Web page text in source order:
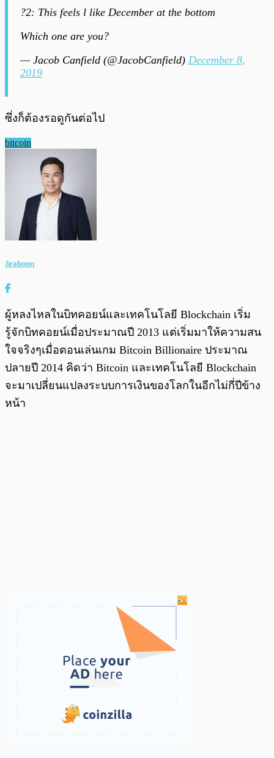
?2: This feels l like December at the bottom
Which one are you?
— Jacob Canfield (@JacobCanfield) December 8,
2019
ซึ่งก็ต้องรอดูกันต่อไป
bitcoin
Jiraboon
ผู้หลงไหลในบิทคอยน์และเทคโนโลยี Blockchain เริ่ม
รู้จักบิทคอยน์เมื่อประมาณปี 2013 แต่เริ่มมาให้ความสน
ใจจริงๆเมื่อตอนเล่นเกม Bitcoin Billionaire ประมาณ
ปลายปี 2014 คิดว่า Bitcoin และเทคโนโลยี Blockchain
จะมาเปลี่ยนแปลงระบบการเงินของโลกในอีกไม่กี่ปีข้าง
หน้า